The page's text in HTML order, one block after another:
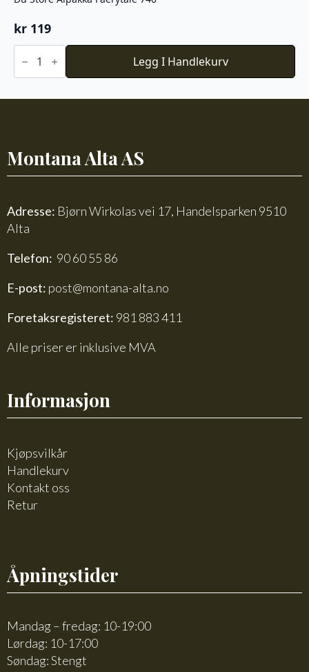
kr 119
Du
Store
Faerytale
Legg I Handlekurv
Montana Alta AS
Adresse: Bjørn Wirkolas vei 17, Handelsparken 9510
Alta
Telefon: 90 60 55 86
E-post: post@montana-alta.no
Foretaksregisteret: 981 883 411
Alle priser er inklusive MVA
Informasjon
Kjøpsvilkår
Handlekurv
Kontakt oss
Retur
Åpningstider
Mandag – fredag: 10-19:00
Lørdag: 10-17:00
Søndag: Stengt